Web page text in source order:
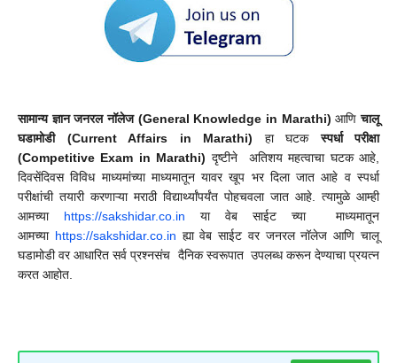
सामान्य ज्ञानजनरल नॉलेज (General Knowledge in Marathi) आणिचालू
घडामोडी (Current Affairs in Marathi) हा घटकस्पर्धा परीक्षा
(Competitive Exam in Marathi) दृष्टीने अतिशय महत्वाचा घटक आहे,
दिवसेंदिवस विविध माध्यमांच्या माध्यमातून यावर खूप भर दिला जात आहे व स्पर्धा
परीक्षांची तयारी करणाऱ्या मराठी विद्यार्थ्यांपर्यंत पोहचवला जात आहे. त्यामुळे आम्ही
आमच्या https://sakshidar.co.in या वेब साईट च्या माध्यमातून
आमच्या https://sakshidar.co.in ह्या वेब साईट वर जनरल नॉलेज आणि चालू
घडामोडी वर आधारित सर्व प्रश्नसंच दैनिक स्वरूपात उपलब्ध करून देण्याचा प्रयत्न
करत आहोत.